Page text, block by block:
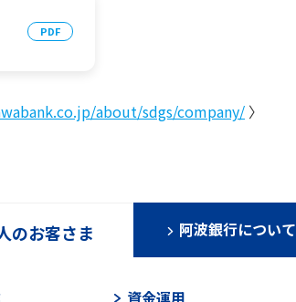
about/sdgs/company/ 〉
のお客さま 阿波銀行について
資金運用